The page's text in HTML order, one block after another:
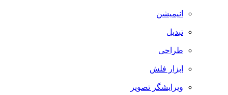
انیمیشن
تبدیل
طراحی
ابزار فلش
ویرایشگر تصویر